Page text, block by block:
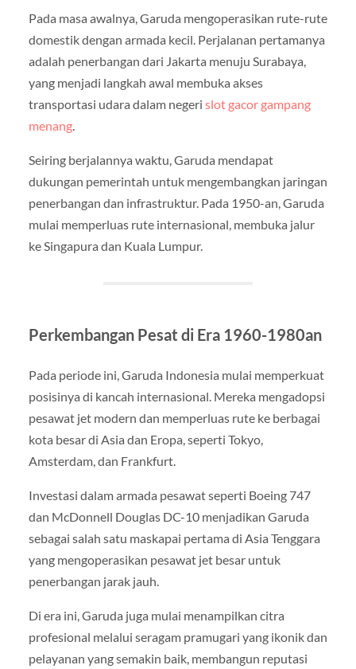
Pada masa awalnya, Garuda mengoperasikan rute-rute
domestik dengan armada kecil. Perjalanan pertamanya
adalah penerbangan dari Jakarta menuju Surabaya,
yang menjadi langkah awal membuka akses
transportasi udara dalam negeri slot gacor gampang
menang.
Seiring berjalannya waktu, Garuda mendapat
dukungan pemerintah untuk mengembangkan jaringan
penerbangan dan infrastruktur. Pada 1950-an, Garuda
mulai memperluas rute internasional, membuka jalur
ke Singapura dan Kuala Lumpur.
Perkembangan Pesat di Era 1960-1980an
Pada periode ini, Garuda Indonesia mulai memperkuat
posisinya di kancah internasional. Mereka mengadopsi
pesawat jet modern dan memperluas rute ke berbagai
kota besar di Asia dan Eropa, seperti Tokyo,
Amsterdam, dan Frankfurt.
Investasi dalam armada pesawat seperti Boeing 747
dan McDonnell Douglas DC-10 menjadikan Garuda
sebagai salah satu maskapai pertama di Asia Tenggara
yang mengoperasikan pesawat jet besar untuk
penerbangan jarak jauh.
Di era ini, Garuda juga mulai menampilkan citra
profesional melalui seragam pramugari yang ikonik dan
pelayanan yang semakin baik, membangun reputasi